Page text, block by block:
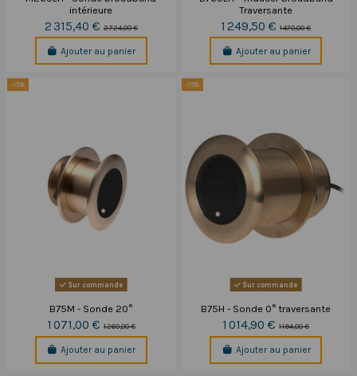
intérieure
2 315,40 € 2 724,00 €
Ajouter au panier
Traversante
1 249,50 €1 470,00 €
Ajouter au panier
-15%
Sur commande
B75M - Sonde 20°
1 071,00 € 1 260,00 €
Ajouter au panier
-15%
Sur commande
B75H - Sonde 0° traversante
1 014,90 €1 194,00 €
Ajouter au panier